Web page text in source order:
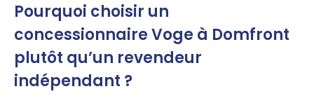
Pourquoi choisir un
concessionnaire Voge à Domfront
plutôt qu’un revendeur
indépendant ?